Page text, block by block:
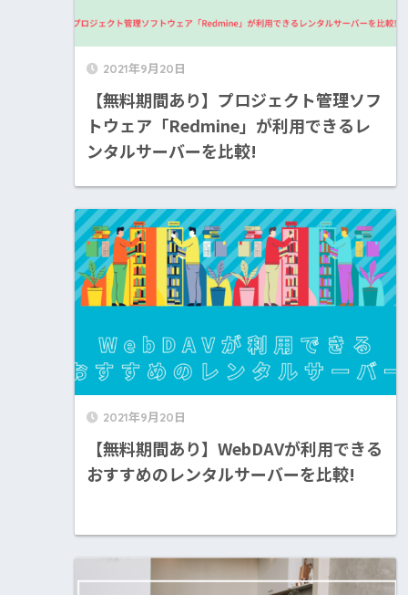
2021年9月20日
【無料期間あり】プロジェクト管理ソフ
トウェア「Redmine」が利用できるレ
ンタルサーバーを比較!
2021年9月20日
【無料期間あり】WebDAVが利用できる
おすすめのレンタルサーバーを比較!